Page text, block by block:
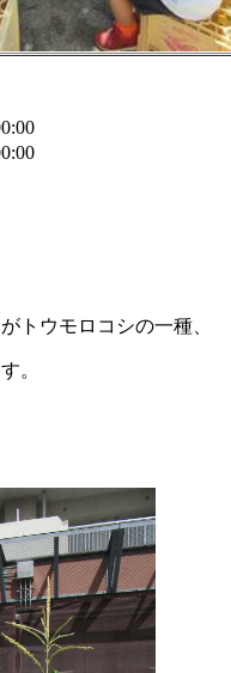
トウモロコシの一種、
。